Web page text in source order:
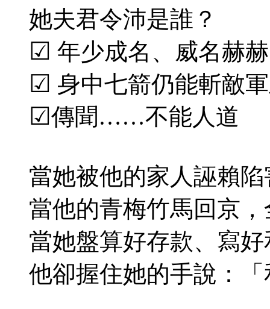
她夫君令沛是誰？
☑ 年少成名、威名赫
☑ 身中七箭仍能斬敵
☑傳聞……不能人道
當她被他的家人誣賴
當他的青梅竹馬回京
當她盤算好存款、寫
他卻握住她的手說：